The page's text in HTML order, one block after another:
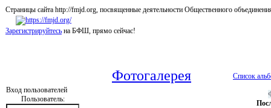
Страницы сайта http://fmjd.org, посвященные деятельности Общественного
Зарегистрируйтесь на БФШ, прямо сейчас!
Вход пользователей
Пользователь:
Фотогалерея Список